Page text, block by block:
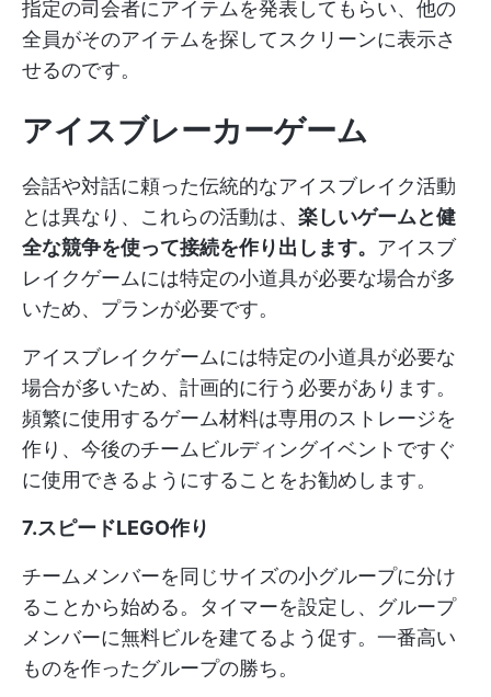
指定の司会者にアイテムを発表してもらい、他の
全員がそのアイテムを探してスクリーンに表示さ
せるのです。
アイスブレーカーゲーム
会話や対話に頼った伝統的なアイスブレイク活動
とは異なり、これらの活動は、 楽しいゲームと健
全な競争を使って接続を作り出します。 アイスブ
レイクゲームには特定の小道具が必要な場合が多
いため、プランが必要です。
アイスブレイクゲームには特定の小道具が必要な
場合が多いため、計画的に行う必要があります。
頻繁に使用するゲーム材料は専用のストレージを
作り、今後のチームビルディングイベントですぐ
に使用できるようにすることをお勧めします。
7.スピードLEGO作り
チームメンバーを同じサイズの小グループに分け
ることから始める。タイマーを設定し、グループ
メンバーに無料ビルを建てるよう促す。一番高い
ものを作ったグループの勝ち。